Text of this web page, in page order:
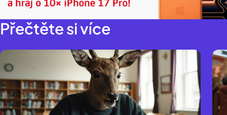
Přečtěte si více